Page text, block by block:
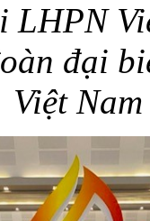
đại
Việt Nam